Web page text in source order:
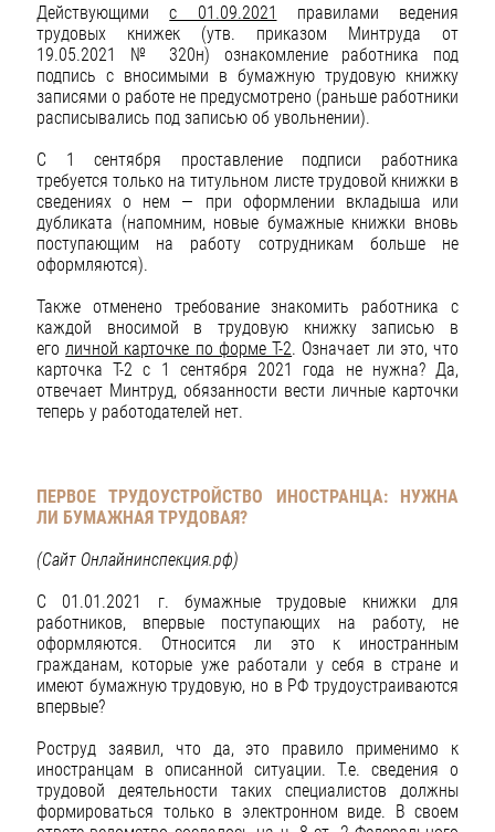
Действующимис 01.09.2021
правилами ведения
трудовых книжек (утв. приказом Минтруда от
19.05.2021 № 320н) ознакомление работника под
подпись с вносимыми в бумажную трудовую книжку
записями о работе не предусмотрено (раньше работники
расписывались под записью об увольнении).
С 1 сентября проставление подписи работника
требуется только на титульном листе трудовой книжки в
сведениях о нем — при оформлении вкладыша или
дубликата (напомним, новые бумажные книжки вновь
поступающим на работу сотрудникам больше не
оформляются).
Также отменено требование знакомить работника с
каждой вносимой в трудовую книжку записью в
еголичной карточке по форме Т-2. Означает ли это, что
карточка Т-2 с 1 сентября 2021 года не нужна? Да,
отвечает Минтруд, обязанности вести личные карточки
теперь у работодателей нет.
ПЕРВОЕ ТРУДОУСТРОЙСТВО ИНОСТРАНЦА: НУЖНА
ЛИ БУМАЖНАЯ ТРУДОВАЯ?
(Сайт Онлайнинспекция.рф)
С 01.01.2021 г. бумажные трудовые книжки для
работников, впервые поступающих на работу, не
оформляются. Относится ли это к иностранным
гражданам, которые уже работали у себя в стране и
имеют бумажную трудовую, но в РФ трудоустраиваются
впервые?
Роструд заявил, что да, это правило применимо к
иностранцам в описанной ситуации. Т.е. сведения о
трудовой деятельности таких специалистов должны
формироваться только в электронном виде. В своем